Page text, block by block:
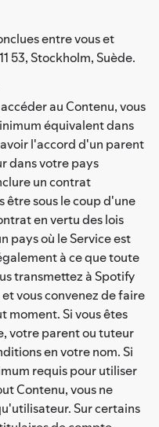
entre vous et
53, Stockholm, Suède.
au Contenu, vous
équivalent dans
l'accord d'un parent
dans votre pays
un contrat
être sous le coup d'une
en vertu des lois
pays où le Service est
à ce que toute
transmettez à Spotify
vous convenez de faire
moment. Si vous êtes
votre parent ou tuteur
en votre nom. Si
requis pour utiliser
Contenu, vous ne
Sur certains